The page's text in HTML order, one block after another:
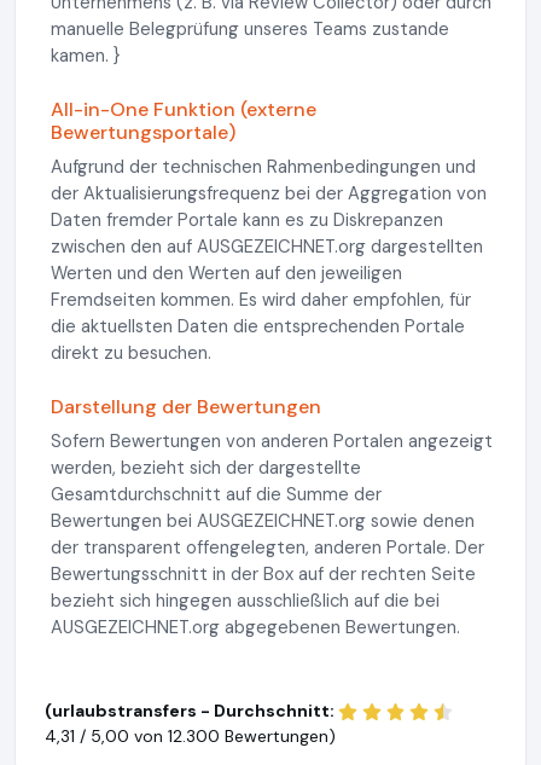
manuelle Belegprüfung unseres Teams zustande
kamen. }
All-in-One Funktion (externe
Bewertungsportale)
Aufgrund der technischen Rahmenbedingungen und
der Aktualisierungsfrequenz bei der Aggregation von
Daten fremder Portale kann es zu Diskrepanzen
zwischen den auf AUSGEZEICHNET.org dargestellten
Werten und den Werten auf den jeweiligen
Fremdseiten kommen. Es wird daher empfohlen, für
die aktuellsten Daten die entsprechenden Portale
direkt zu besuchen.
Darstellung der Bewertungen
Sofern Bewertungen von anderen Portalen angezeigt
werden, bezieht sich der dargestellte
Gesamtdurchschnitt auf die Summe der
Bewertungen bei AUSGEZEICHNET.org sowie denen
der transparent offengelegten, anderen Portale. Der
Bewertungsschnitt in der Box auf der rechten Seite
bezieht sich hingegen ausschließlich auf die bei
AUSGEZEICHNET.org abgegebenen Bewertungen.
(urlaubstransfers - Durchschnitt:
4,31 / 5,00 von 12.300 Bewertungen)